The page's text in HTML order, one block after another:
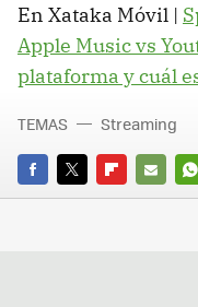
En Xataka Móvil |
Apple Music vs
plataforma y cuál
FACEBOOK
TWITTERFLIPBOARD
E-
TEMAS Streaming